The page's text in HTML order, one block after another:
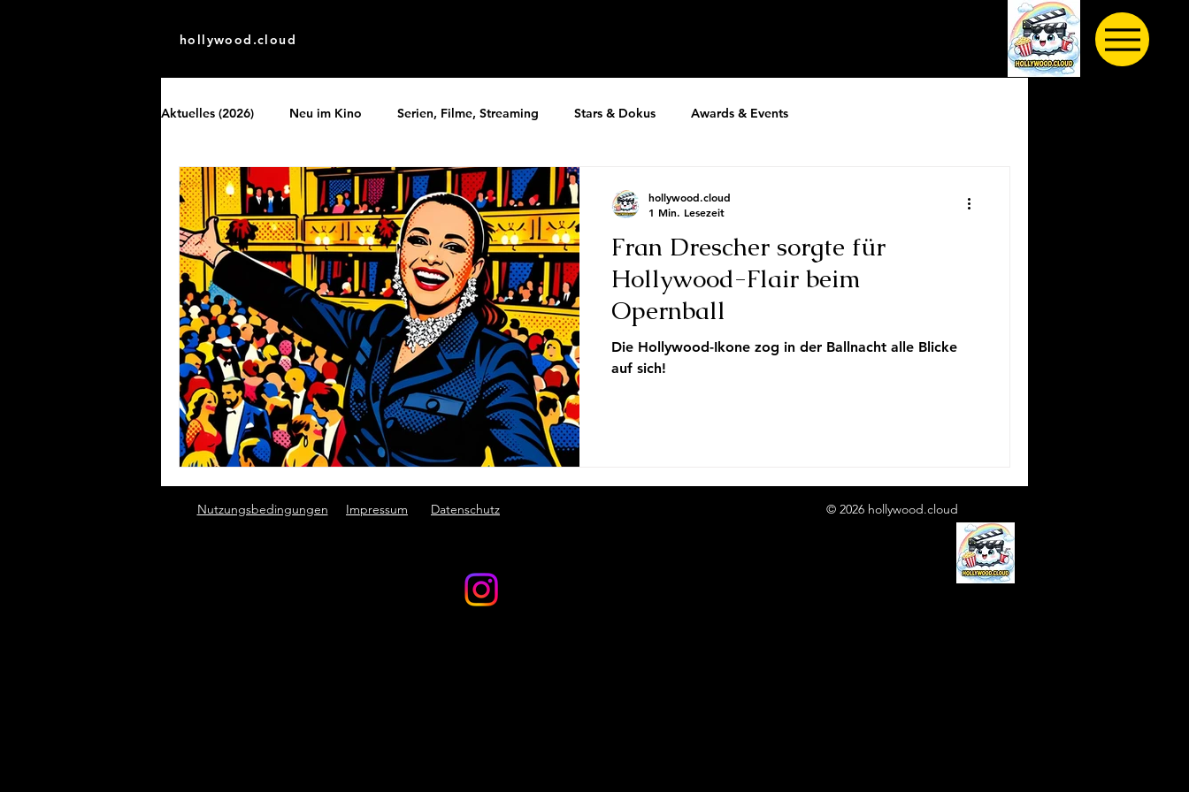
hollywood.cloud
Aktuelles (2026) Neu im Kino Serien, Filme, Streaming Stars & Dokus Awards & Events
Fran Drescher sorgte für
Hollywood-Flair beim
Opernball
Die Hollywood-Ikone zog in der Ballnacht alle Blicke
auf sich!
hollywood.cloud
1 Min. Lesezeit
Nutzungsbedingungen Impressum Datenschutz © 2026 hollywood.cloud